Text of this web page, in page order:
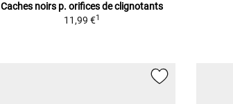
Caches noirs p. orifices de clignotants
11,99 €1